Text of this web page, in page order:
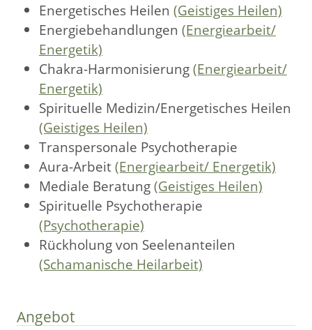
Energetisches Heilen (Geistiges Heilen)
Energiebehandlungen (Energiearbeit/
Energetik)
Chakra-Harmonisierung(Energiearbeit/
Energetik)
Spirituelle Medizin/Energetisches Heilen
(Geistiges Heilen)
Transpersonale Psychotherapie
Aura-Arbeit(Energiearbeit/ Energetik)
Mediale Beratung(Geistiges Heilen)
Spirituelle Psychotherapie
(Psychotherapie)
Rückholung von Seelenanteilen
(Schamanische Heilarbeit)
Angebot